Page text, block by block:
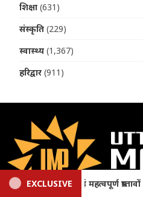
शिक्षा (631)
संस्कृति (229)
स्वास्थ्य (1,367)
हरिद्वार (911)
EXCLUSIVE
Uttarakhand News: तीलू